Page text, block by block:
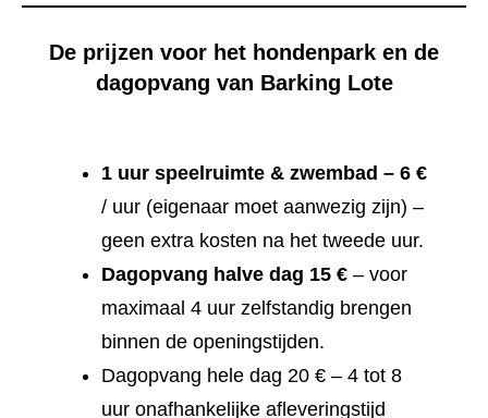
De prijzen voor het hondenpark en de
dagopvang van Barking Lote
1 uur speelruimte & zwembad – 6 €
/ uur (eigenaar moet aanwezig zijn) –
geen extra kosten na het tweede uur.
Dagopvang halve dag 15 €– voor
maximaal 4 uur zelfstandig brengen
binnen de openingstijden.
Dagopvang hele dag 20 € – 4 tot 8
uur onafhankelijke afleveringstijd